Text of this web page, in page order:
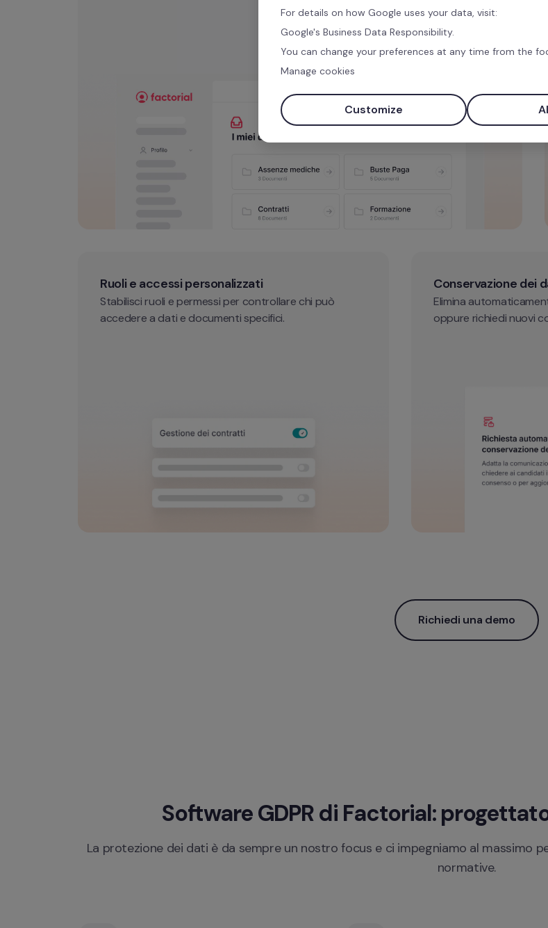
Ruoli e accessi personalizzati
Stabilisci ruoli e permessi per controllare chi può
accedere a dati e documenti specifici.
Conservazione dei
Elimina
oppure richiedi nuovi
Richiedi una demo
Software GDPR di Factorial:
La protezione dei dati è da sempre un nostro focus e ci impegniamo al massimo
normative.
For details on how Google uses your data, visit:
Google's Business Data Responsibility.
You can change your preferences at any time from the
Manage cookies
Customize